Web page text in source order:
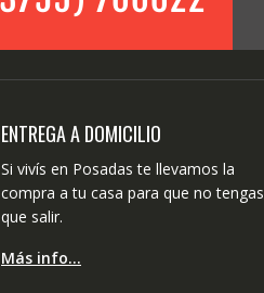
ENTREGA A DOMICILIO
Si vivís en Posadas te llevamos la
compra a tu casa para que no tengas
que salir.
Más info…